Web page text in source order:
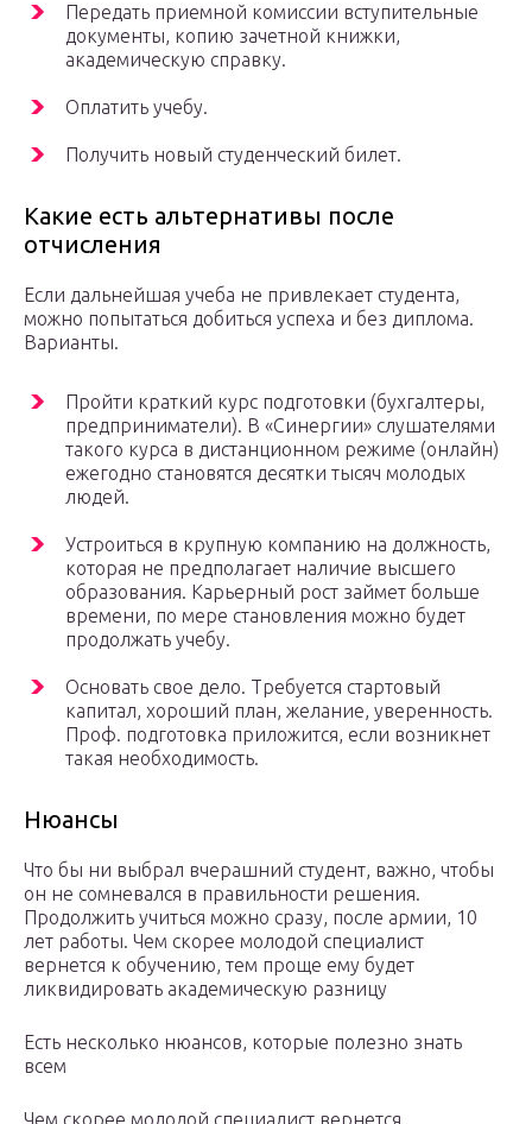
Передать приемной комиссии вступительные
документы, копию зачетной книжки,
академическую справку.
Оплатить учебу.
Получить новый студенческий билет.
Какие есть альтернативы после
отчисления
Если дальнейшая учеба не привлекает студента,
можно попытаться добиться успеха и без диплома.
Варианты.
Пройти краткий курс подготовки (бухгалтеры,
предприниматели). В «Синергии» слушателями
такого курса в дистанционном режиме (онлайн)
ежегодно становятся десятки тысяч молодых
людей.
Устроиться в крупную компанию на должность,
которая не предполагает наличие высшего
образования. Карьерный рост займет больше
времени, по мере становления можно будет
продолжать учебу.
Основать свое дело. Требуется стартовый
капитал, хороший план, желание, уверенность.
Проф. подготовка приложится, если возникнет
такая необходимость.
Нюансы
Что бы ни выбрал вчерашний студент, важно, чтобы
он не сомневался в правильности решения.
Продолжить учиться можно сразу, после армии, 10
лет работы. Чем скорее молодой специалист
вернется к обучению, тем проще ему будет
ликвидировать академическую разницу
Есть несколько нюансов, которые полезно знать
всем
Чем скорее молодой специалист вернется